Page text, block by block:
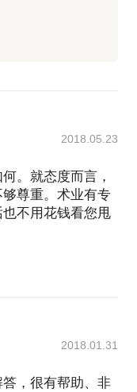
2018.05.23
。就态度而言，
尊重。术业有专
不用花钱看您甩
2018.01.31
，很有帮助、非